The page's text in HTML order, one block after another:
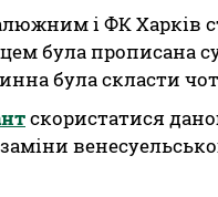
і ФК Харків
була прописана
була скласти
скористатися